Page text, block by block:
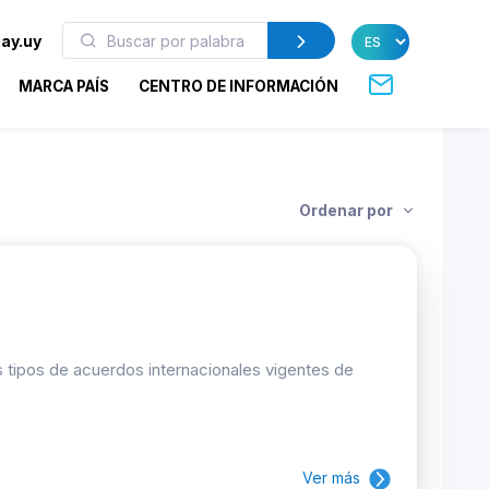
MARCA PAÍS CENTRO DE INFORMACIÓN
Ordenar por
de acuerdos internacionales vigentes de
Ver más